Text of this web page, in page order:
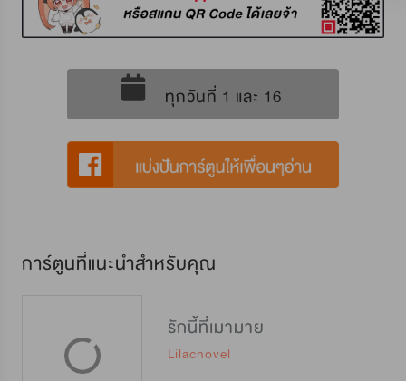
ทุกวันที่ 1 และ 16
การ์ตูนที่แนะนำสำหรับคุณ
รักนี้ที่เมามาย
Lilacnovel